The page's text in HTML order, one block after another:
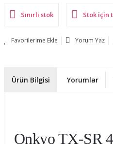
Sınırlı stok Stok için
Yorum Yaz
Ürün Bilgisi Yorumlar
Onkyo TX-SR